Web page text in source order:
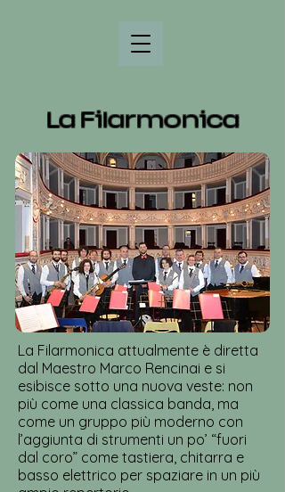
La Filarmonica
La Filarmonica attualmente è diretta
dal Maestro Marco Rencinai e si
esibisce sotto una nuova veste: non
più come una classica banda, ma
come un gruppo più moderno con
l’aggiunta di strumenti un po’ “fuori
dal coro” come tastiera, chitarra e
basso elettrico per spaziare in un più